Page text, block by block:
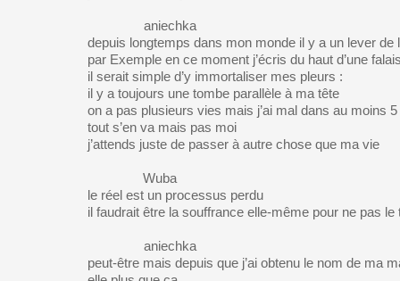
aniechka
depuis longtemps dans mon monde il y a un lever de
par Exemple en ce moment j’écris du haut d’une
il serait simple d’y immortaliser mes pleurs :
il y a toujours une tombe parallèle à ma tête
on a pas plusieurs vies mais j’ai mal dans au moins 5
tout s’en va mais pas moi
j’attends juste de passer à autre chose que ma vie
Wuba
le réel est un processus perdu
il faudrait être la souffrance elle-même pour ne pas
aniechka
peut-être mais depuis que j’ai obtenu le nom de ma